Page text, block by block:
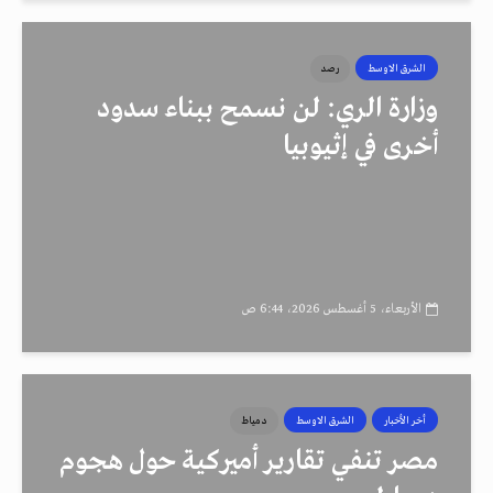
الشرق الاوسط رصد
وزارة الري: لن نسمح ببناء سدود
أخرى في إثيوبيا
الأربعاء، 5 أغسطس 2026، 6:44 ص
أخر الأخبار الشرق الاوسط دمياط
مصر تنفي تقارير أميركية حول هجوم